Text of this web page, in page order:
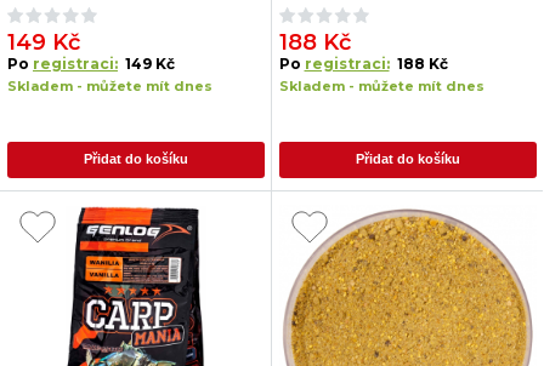
149 Kč
Po registraci: 149 Kč
Skladem - můžete mít dnes
Přidat do košíku
188 Kč
Po registraci: 188 Kč
Skladem - můžete mít dnes
Přidat do košíku